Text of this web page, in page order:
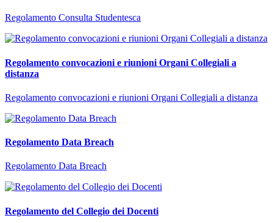
Regolamento Consulta Studentesca
Regolamento convocazioni e riunioni Organi Collegiali a
distanza
Regolamento convocazioni e riunioni Organi Collegiali a distanza
Regolamento Data Breach
Regolamento Data Breach
Regolamento del Collegio dei Docenti